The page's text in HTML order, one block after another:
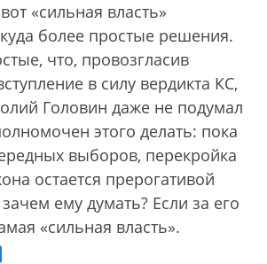
«сильная власть»
более простые решения.
что, провозгласив
в силу вердикта КС,
Головин даже не подумал
этого делать: пока
выборов, перекройка
остается прерогативой
ему думать? Если за его
«сильная власть».